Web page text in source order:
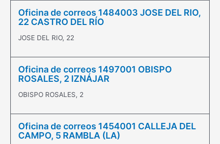
Oficina de correos 1484003 JOSE DEL RIO,
22 CASTRO DEL RÍO
JOSE DEL RIO, 22
Oficina de correos 1497001 OBISPO
ROSALES, 2 IZNÁJAR
OBISPO ROSALES, 2
Oficina de correos 1454001 CALLEJA DEL
CAMPO, 5 RAMBLA (LA)